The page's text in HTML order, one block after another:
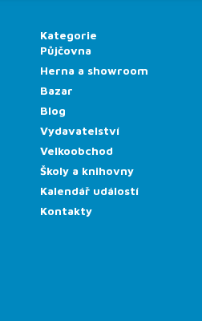
Kategorie
Půjčovna
Herna a showroom
Bazar
Blog
Vydavatelství
Velkoobchod
Školy a knihovny
Kalendář událostí
Kontakty